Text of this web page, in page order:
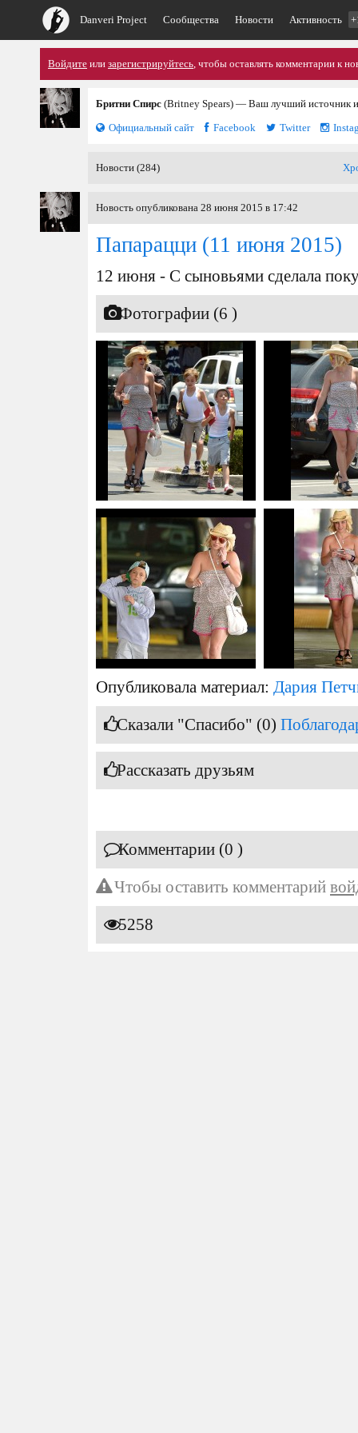
Danveri Project Сообщества Новости Активность
Войдите или зарегистрируйтесь, чтобы оставлять комментарии к
Бритни Спирс (Britney Spears) — Ваш лучший источник
Официальный сайт
Facebook Twitter
Новости (284)
Новость опубликована 28 июня 2015 в 17:42
Папарацци (11 июня 2015)
12 июня - С сыновьями сделала
Фотографии (6 )
Опубликовала материал: Дария
Сказали "Спасибо" (0)
Рассказать друзьям
Комментарии (0 )
Чтобы оставить комментарий
5258